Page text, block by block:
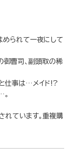
められて一夜にして
御曹司、副頭取の稀
仕事は…メイド!?
れています。重複購